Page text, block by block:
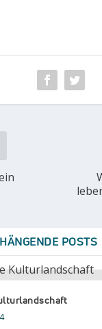
POSTS